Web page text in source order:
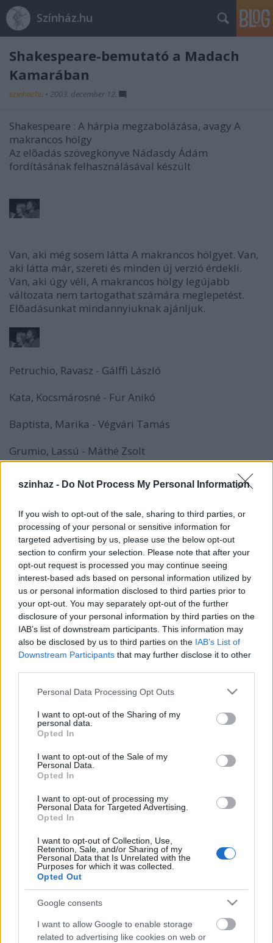
szinhaz - Do Not Process My Personal Information
If you wish to opt-out of the sale, sharing to third parties, or
processing of your personal or sensitive information for
targeted advertising by us, please use the below opt-out
section to confirm your selection. Please note that after your
opt-out request is processed you may continue seeing
interest-based ads based on personal information utilized by
us or personal information disclosed to third parties prior to
your opt-out. You may separately opt-out of the further
disclosure of your personal information by third parties on the
IAB’s list of downstream participants. This information may
also be disclosed by us to third parties on the IAB’s List of
Downstream Participants that may further disclose it to other
Please note that this website/app uses one or more Google
not limited to your visit or usage behaviour. You may click to
grant or deny consent to Google and its third-party tags to
use your data for below specified purposes in below Google
consent section.
Personal Data Processing Opt Outs
I want to opt-out of the Sharing of my
personal data.
Opted In
I want to opt-out of the Sale of my
Personal Data.
Opted In
I want to opt-out of processing my
Personal Data for Targeted Advertising.
Opted In
I want to opt-out of Collection, Use,
Retention, Sale, and/or Sharing of my
Personal Data that Is Unrelated with the
Purposes for which it was collected.
Opted Out
Google consents
I want to allow Google to enable storage
related to advertising like cookies on web or
Színház.hu
Shakespeare-bemutató a Madach
Kamarában
szinhazhu • 2003. december 12.
Shakespeare : A hárpia megzabolázása, avagy A
makrancos hölgy
Az elõadás szövegkönyve Nádasdy Ádám
fordításának felhasználásával készült
Van, aki még sosem látta A makrancos hölgyet. Van,
aki látta már, szereti és minden új verzió érdekli.
Van, aki úgy véli, A makrancos hölgy legújabb
változata nem tartogathat számára meglepetést.
Elõadásunkat mindannyiuknak ajánljuk.
Petruchio, Ravasz - Gálffi László
Kata, Kocsmárosné - Für Anikó
Baptista, Marika - Végvári Tamás
Grumio, Lassú - Máthé Zsolt
Bianca - Járó Zsuzsa
Hortensio, Iskolamester - Debreczeny Csaba
Özvegy, Walter - Bíró Kriszta
Lucentio, Nudli - Dömötör András
Tranio, Nátán - Szűcs Gábor
Biondello, Miklós, Kalapos - Pletl Zoltán
Dramaturg: Guelmino Sándor
Díszlettervező: Valcz Gábor
Zeneszerző: Márkos Albert
Fénytervező: Bányai Tamás
Rendező: Keszég László
Bemutató 2003. december 19.
Van, aki még sosem látta A makrancos hölgyet. Van,
aki látta már, szereti és minden új verzió érdekli.
Van, aki úgy véli, A makrancos hölgy legújabb
változata nem tartogathat számára meglepetést.